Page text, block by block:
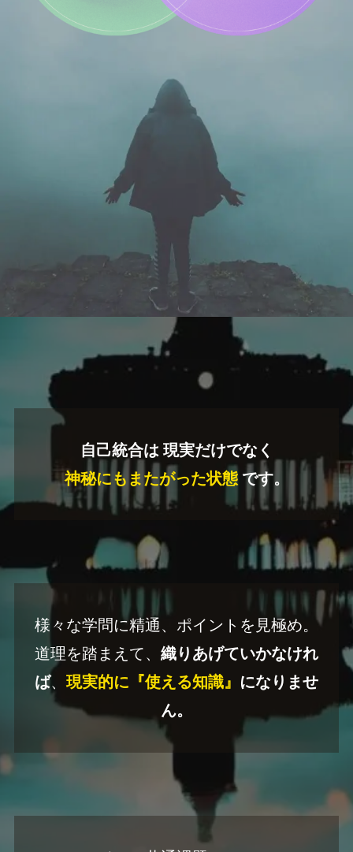
自己統合は 現実だけでなく
神秘にもまたがった状態 です。
様々な学問に精通、ポイントを見極め。
道理を踏まえて、 織りあげていかなけれ
ば、 現実的に『使える知識』 になりませ
ん。